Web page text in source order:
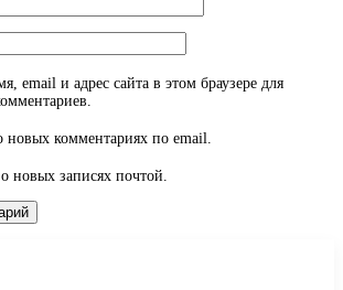
email и адрес сайта в этом браузере для
новых комментариях по email.
новых записях почтой.